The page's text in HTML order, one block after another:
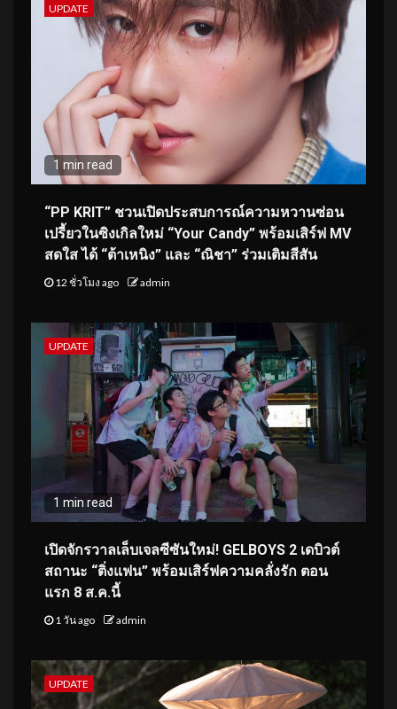
UPDATE
1 min read
“PP KRIT” ชวนเปิดประสบการณ์ความหวานซ่อน
เปรี้ยวในซิงเกิลใหม่ “Your Candy” พร้อมเสิร์ฟ MV
สดใส ได้ “ต้าเหนิง” และ “ณิชา” ร่วมเติมสีสัน
12 ชั่วโมง ago admin
UPDATE
1 min read
เปิดจักรวาลเล็บเจลซีซันใหม่! GELBOYS 2 เดบิวต์
สถานะ “ติ่งแฟน” พร้อมเสิร์ฟความคลั่งรัก ตอน
แรก 8 ส.ค.นี้
1 วัน ago admin
UPDATE